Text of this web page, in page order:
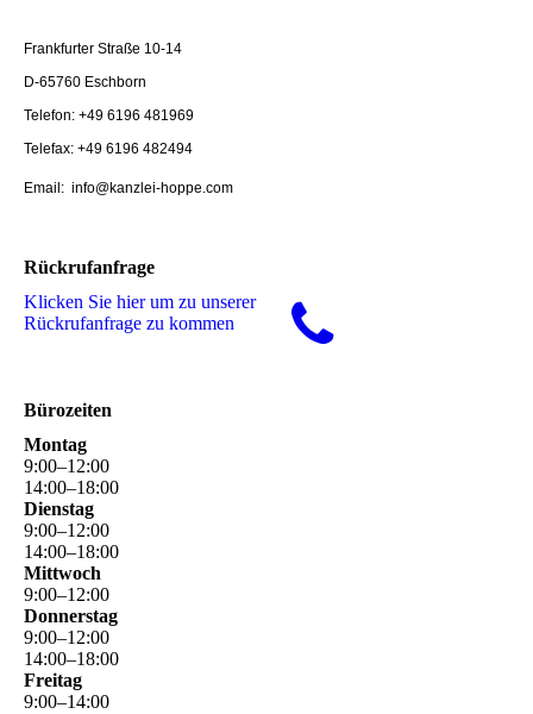
Frankfurter Straße 10-14
D-65760 Eschborn
Telefon: +49 6196 481969
Telefax: +49 6196 482494
Email: info@kanzlei-hoppe.com
Rückrufanfrage
Klicken Sie hier um zu unserer
Rückrufanfrage zu kommen
Bürozeiten
Montag
9:00–12:00
14:00–18:00
Dienstag
9:00–12:00
14:00–18:00
Mittwoch
9:00–12:00
Donnerstag
9:00–12:00
14:00–18:00
Freitag
9:00–14:00